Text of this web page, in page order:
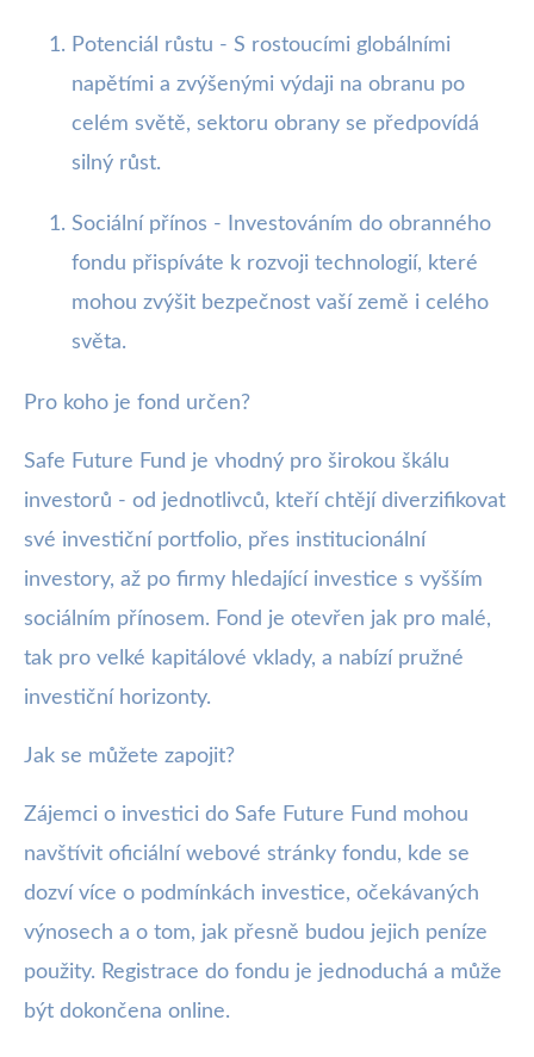
Potenciál růstu - S rostoucími globálními
napětími a zvýšenými výdaji na obranu po
celém světě, sektoru obrany se předpovídá
silný růst.
Sociální přínos - Investováním do obranného
fondu přispíváte k rozvoji technologií, které
mohou zvýšit bezpečnost vaší země i celého
světa.
Pro koho je fond určen?
Safe Future Fund je vhodný pro širokou škálu
investorů - od jednotlivců, kteří chtějí diverzifikovat
své investiční portfolio, přes institucionální
investory, až po firmy hledající investice s vyšším
sociálním přínosem. Fond je otevřen jak pro malé,
tak pro velké kapitálové vklady, a nabízí pružné
investiční horizonty.
Jak se můžete zapojit?
Zájemci o investici do Safe Future Fund mohou
navštívit oficiální webové stránky fondu, kde se
dozví více o podmínkách investice, očekávaných
výnosech a o tom, jak přesně budou jejich peníze
použity. Registrace do fondu je jednoduchá a může
být dokončena online.